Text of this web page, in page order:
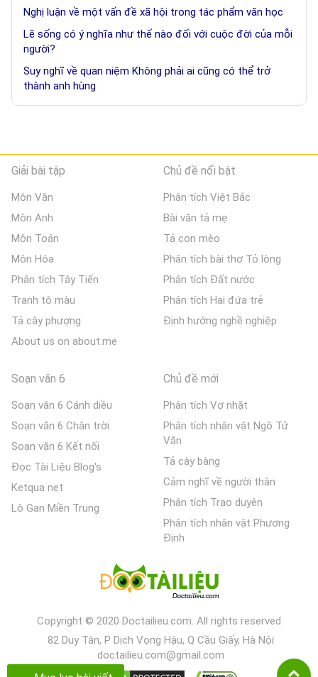
Nghị luận về một vấn đề xã hội trong tác phẩm văn học
Lẽ sống có ý nghĩa như thế nào đối với cuộc đời của mỗi
người?
Suy nghĩ về quan niệm Không phải ai cũng có thể trở
thành anh hùng
Giải bài tập
Môn Văn
Môn Anh
Môn Toán
Môn Hóa
Phân tích Tây Tiến
Tranh tô màu
Tả cây phượng
About us on about.me
Chủ đề nổi bật
Phân tích Việt Bắc
Bài văn tả mẹ
Tả con mèo
Phân tích bài thơ Tỏ lòng
Phân tích Đất nước
Phân tích Hai đứa trẻ
Định hướng nghề nghiệp
Soạn văn 6
Soạn văn 6 Cánh diều
Soạn văn 6 Chân trời
Soạn văn 6 Kết nối
Đọc Tài Liệu Blog's
Ketqua net
Lô Gan Miền Trung
Chủ đề mới
Phân tích Vợ nhặt
Phân tích nhân vật Ngô Tử
Văn
Tả cây bàng
Cảm nghĩ về người thân
Phân tích Trao duyên
Phân tích nhân vật Phương
Định
Copyright © 2020 Doctailieu.com. All rights reserved
82 Duy Tân, P Dịch Vọng Hậu, Q Cầu Giấy, Hà Nội
doctailieu.com@gmail.com